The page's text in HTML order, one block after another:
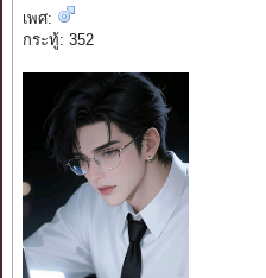
เพศ:
กระทู้: 352